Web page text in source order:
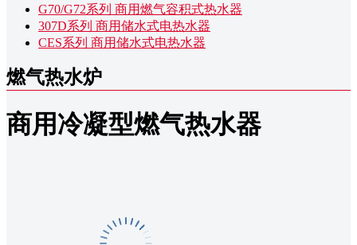
G70/G72系列 商用燃气容积式热水器
307D系列 商用储水式电热水器
CES系列 商用储水式电热水器
燃气热水炉
商用冷凝型燃气热水器